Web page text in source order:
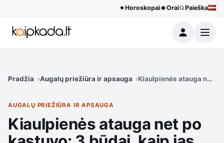
Horoskopai Orai Paieška
Meniu
Pradžia Augalų priežiūra ir apsauga Kiaulpienės atauga net
AUGALŲ PRIEŽIŪRA IR APSAUGA
Kiaulpienės atauga net po